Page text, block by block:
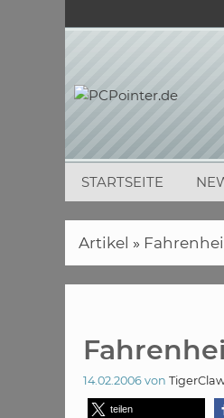
Inhalt
STARTSEITE
Artikel »
14.02.2006 von
teilen